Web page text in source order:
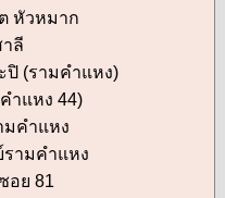
หัวหมาก
ลี
ปิ (รามคำแหง)
ำแหง 44)
มคำแหง
ามคำแหง
อย 81